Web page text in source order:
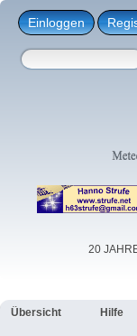
Einloggen
20
Übersicht Hilfe